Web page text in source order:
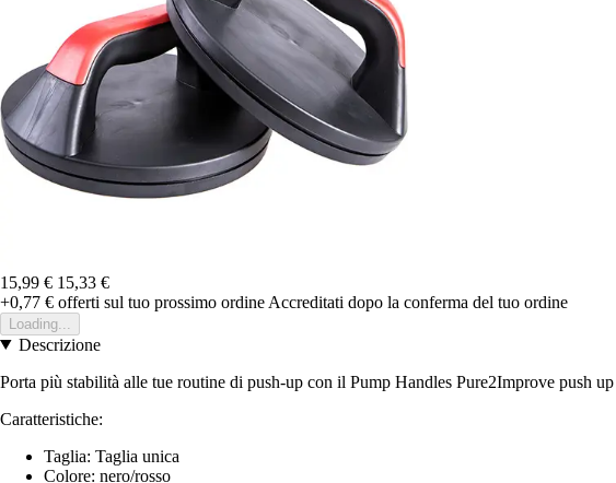
15,99 € 15,33 €
+0,77 € offerti sul tuo prossimo ordine Accreditati dopo la conferma del tuo ordine
Loading...
Descrizione
Porta più stabilità alle tue routine di push-up con il Pump Handles Pure2Improve push
Caratteristiche:
Taglia: Taglia unica
Colore: nero/rosso